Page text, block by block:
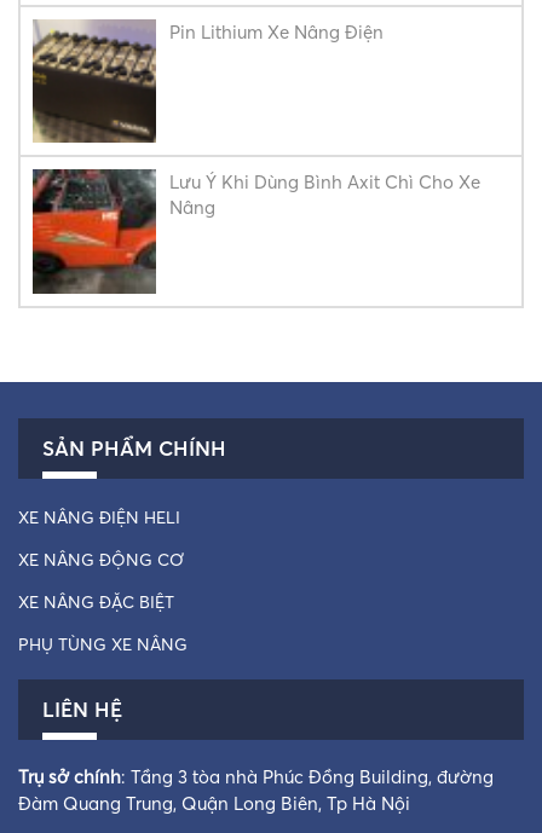
Pin Lithium Xe Nâng Điện
Lưu Ý Khi Dùng Bình Axit Chì Cho Xe
Nâng
SẢN PHẨM CHÍNH
XE NÂNG ĐIỆN HELI
XE NÂNG ĐỘNG CƠ
XE NÂNG ĐẶC BIỆT
PHỤ TÙNG XE NÂNG
LIÊN HỆ
Trụ sở chính: Tầng 3 tòa nhà Phúc Đồng Building, đường
Đàm Quang Trung, Quận Long Biên, Tp Hà Nội